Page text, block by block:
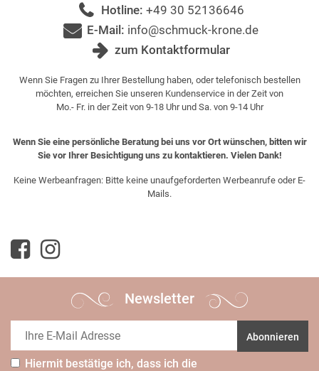
Hotline: +49 30 52136646
E-Mail: info@schmuck-krone.de
zum Kontaktformular
Wenn Sie Fragen zu Ihrer Bestellung haben, oder telefonisch bestellen
möchten, erreichen Sie unseren Kundenservice in der Zeit von
Mo.- Fr. in der Zeit von 9-18 Uhr und Sa. von 9-14 Uhr
Wenn Sie eine persönliche Beratung bei uns vor Ort wünschen, bitten wir
Sie vor Ihrer Besichtigung uns zu kontaktieren. Vielen Dank!
Keine Werbeanfragen: Bitte keine unaufgeforderten Werbeanrufe oder E-
Mails.
Newsletter
Abonnieren
Hiermit bestätige ich, dass ich die